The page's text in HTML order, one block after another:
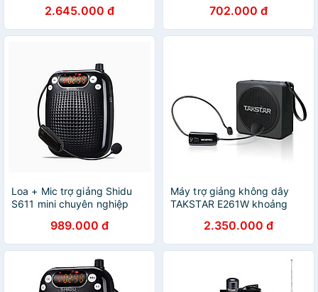
2.645.000 đ 702.000 đ
Loa + Mic trợ giảng Shidu
S611 mini chuyên nghiệp
989.000 đ
Máy trợ giảng không dây
TAKSTAR E261W khoảng
cao 25W -Tặng túi đựng
máy trợ giảng - Hàng Chính
Hãng
2.350.000 đ